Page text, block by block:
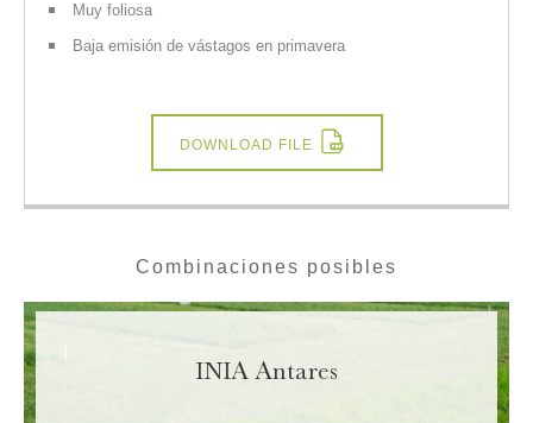
Muy foliosa
Baja emisión de vástagos en primavera
DOWNLOAD FILE
Combinaciones posibles
INIA Antares